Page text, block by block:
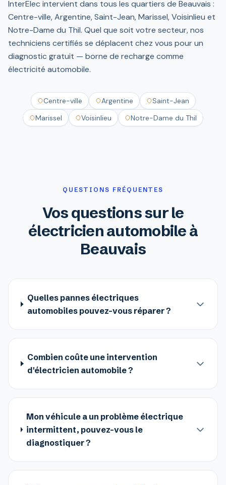
InterElec intervient dans tous les quartiers de Beauvais :
Centre-ville, Argentine, Saint-Jean, Marissel, Voisinlieu et
Notre-Dame du Thil. Quel que soit votre secteur, nos
techniciens certifiés se déplacent chez vous pour un
diagnostic gratuit — borne de recharge comme
électricité automobile.
Centre-ville Argentine
Saint-Jean
Marissel
Voisinlieu Notre-Dame du Thil
QUESTIONS FRÉQUENTES
Vos questions sur le
électricien automobile à
Beauvais
Quelles pannes électriques
automobiles pouvez-vous réparer ?
Combien coûte une intervention
d'électricien automobile ?
Mon véhicule a un problème électrique
intermittent, pouvez-vous le
diagnostiquer ?